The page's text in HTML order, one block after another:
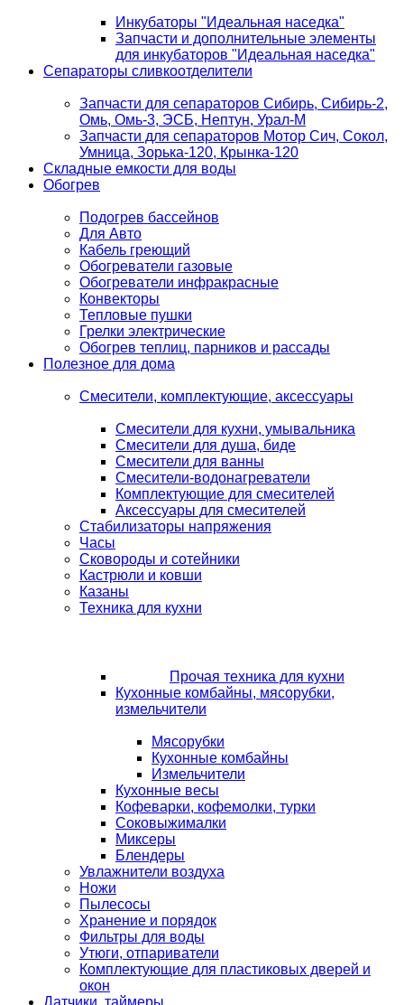
Инкубаторы "Идеальная наседка"
Запчасти и дополнительные элементы
для инкубаторов "Идеальная наседка"
Сепараторы сливкоотделители
Запчасти для сепараторов Сибирь, Сибирь-2,
Омь, Омь-3, ЭСБ, Нептун, Урал-М
Запчасти для сепараторов Мотор Сич, Сокол,
Умница, Зорька-120, Крынка-120
Складные емкости для воды
Обогрев
Подогрев бассейнов
Для Авто
Кабель греющий
Обогреватели газовые
Обогреватели инфракрасные
Конвекторы
Тепловые пушки
Грелки электрические
Обогрев теплиц, парников и рассады
Полезное для дома
Смесители, комплектующие, аксессуары
Смесители для кухни, умывальника
Смесители для душа, биде
Смесители для ванны
Смесители-водонагреватели
Комплектующие для смесителей
Аксессуары для смесителей
Стабилизаторы напряжения
Часы
Сковороды и сотейники
Кастрюли и ковши
Казаны
Техника для кухни
Прочая техника для кухни
Кухонные комбайны, мясорубки,
измельчители
Мясорубки
Кухонные комбайны
Измельчители
Кухонные весы
Кофеварки, кофемолки, турки
Соковыжималки
Миксеры
Блендеры
Увлажнители воздуха
Ножи
Пылесосы
Хранение и порядок
Фильтры для воды
Утюги, отпариватели
Комплектующие для пластиковых дверей и
окон
Датчики, таймеры